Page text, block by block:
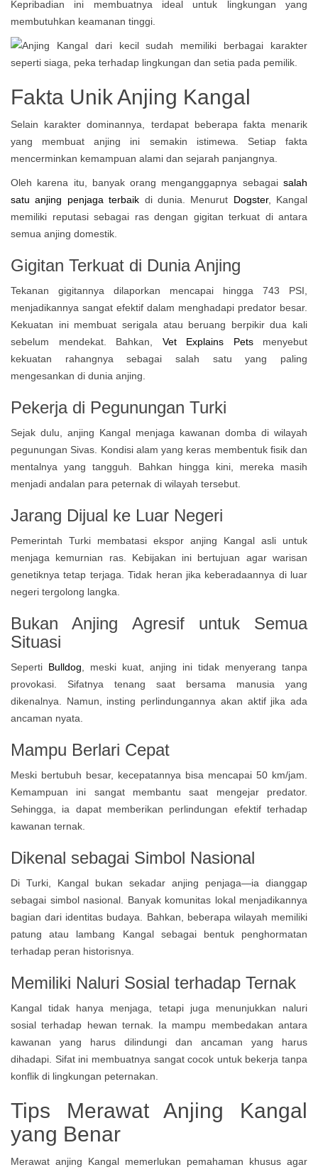
Kepribadian ini membuatnya ideal untuk lingkungan yang
membutuhkan keamanan tinggi.
Fakta Unik Anjing Kangal
Selain karakter dominannya, terdapat beberapa fakta menarik
yang membuat anjing ini semakin istimewa. Setiap fakta
mencerminkan kemampuan alami dan sejarah panjangnya.
Oleh karena itu, banyak orang menganggapnya sebagai salah
satu anjing penjaga terbaik di dunia. Menurut Dogster, Kangal
memiliki reputasi sebagai ras dengan gigitan terkuat di antara
semua anjing domestik.
Gigitan Terkuat di Dunia Anjing
Tekanan gigitannya dilaporkan mencapai hingga 743 PSI,
menjadikannya sangat efektif dalam menghadapi predator besar.
Kekuatan ini membuat serigala atau beruang berpikir dua kali
sebelum mendekat. Bahkan,
Vet Explains Petsmenyebut
kekuatan rahangnya sebagai salah satu yang paling
mengesankan di dunia anjing.
Pekerja di Pegunungan Turki
Sejak dulu, anjing Kangal menjaga kawanan domba di wilayah
pegunungan Sivas. Kondisi alam yang keras membentuk fisik dan
mentalnya yang tangguh. Bahkan hingga kini, mereka masih
menjadi andalan para peternak di wilayah tersebut.
Jarang Dijual ke Luar Negeri
Pemerintah Turki membatasi ekspor anjing Kangal asli untuk
menjaga kemurnian ras. Kebijakan ini bertujuan agar warisan
genetiknya tetap terjaga. Tidak heran jika keberadaannya di luar
negeri tergolong langka.
Bukan Anjing Agresif untuk Semua
Situasi
Seperti Bulldog , meski kuat, anjing ini tidak menyerang tanpa
provokasi. Sifatnya tenang saat bersama manusia yang
dikenalnya. Namun, insting perlindungannya akan aktif jika ada
ancaman nyata.
Mampu Berlari Cepat
Meski bertubuh besar, kecepatannya bisa mencapai 50 km/jam.
Kemampuan ini sangat membantu saat mengejar predator.
Sehingga, ia dapat memberikan perlindungan efektif terhadap
kawanan ternak.
Dikenal sebagai Simbol Nasional
Di Turki, Kangal bukan sekadar anjing penjaga—ia dianggap
sebagai simbol nasional. Banyak komunitas lokal menjadikannya
bagian dari identitas budaya. Bahkan, beberapa wilayah memiliki
patung atau lambang Kangal sebagai bentuk penghormatan
terhadap peran historisnya.
Memiliki Naluri Sosial terhadap Ternak
Kangal tidak hanya menjaga, tetapi juga menunjukkan naluri
sosial terhadap hewan ternak. Ia mampu membedakan antara
kawanan yang harus dilindungi dan ancaman yang harus
dihadapi. Sifat ini membuatnya sangat cocok untuk bekerja tanpa
konflik di lingkungan peternakan.
Tips Merawat Anjing Kangal
yang Benar
Merawat anjing Kangal memerlukan pemahaman khusus agar